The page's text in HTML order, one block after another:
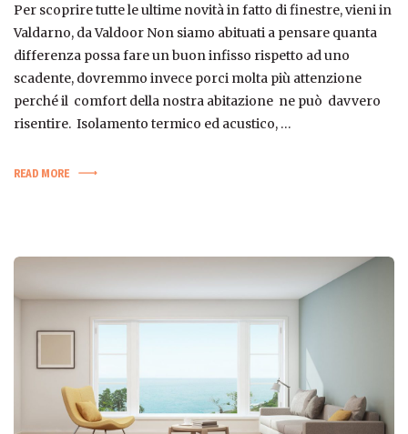
Per scoprire tutte le ultime novità in fatto di finestre, vieni in
Valdarno, da Valdoor Non siamo abituati a pensare quanta
differenza possa fare un buon infisso rispetto ad uno
scadente, dovremmo invece porci molta più attenzione
perché il comfort della nostra abitazione ne può davvero
risentire. Isolamento termico ed acustico, …
READ MORE